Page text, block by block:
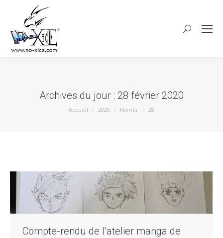
Archives du jour : 28 février 2020
Vous êtes ici :
Accueil 2020 février 28
Compte-rendu de l’atelier manga de